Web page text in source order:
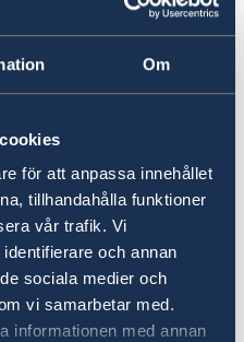
Om
för att anpassa innehållet
tillhandahålla funktioner
vår trafik. Vi
och annan
sociala medier och
vi samarbetar med.
informationen med annan
available.
for information on
to the Embassy is
page.
Working in